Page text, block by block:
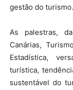
gestão do turismo.
As palestras,
Canárias,
Estadística,
turística,
sustentável do